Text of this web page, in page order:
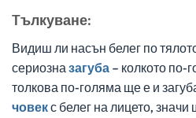
Tълкуване:
Видиш ли насън белег по
сериозна загуба – колкото по-
толкова по-голяма ще е и
човекс белег на лицето, значи